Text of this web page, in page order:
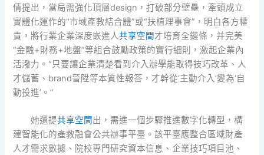
倩提出，當局需強化頂層design，打破部分壁壘，牽頭成立
實體化運作的“市域產教結合體”或“扶植理事會”，明白各方權
責，將行業企業深度嵌進人共享空間才培育全鏈條，并完美
“金融+財務+地盤”等組合鼓勵政策的實行細則，激起企業內
活潑力。“只要讓企業清楚看到介入辦學能取得技巧改革、人
才儲蓄、brand晉陞等本質性報答，才幹從‘主動介入’變為‘自
動投進’。”
她還提共享空間出，需進一個步驟推進數字化轉型，構
建智能化的產教融會公共辦事平臺。該平臺應整合區域財產
人才需求數據、院校專門研究資本信息、企業技巧項目池、